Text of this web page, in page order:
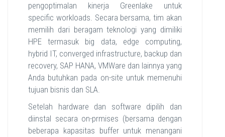
pengoptimalan kinerja Greenlake untuk
specific workloads. Secara bersama, tim akan
memilih dari beragam teknologi yang dimiliki
HPE termasuk big data, edge computing,
hybrid IT, converged infrastructure, backup dan
recovery, SAP HANA, VMWare dan lainnya yang
Anda butuhkan pada on-site untuk memenuhi
tujuan bisnis dan SLA.
Setelah hardware dan software dipilih dan
diinstal secara on-prmises (bersama dengan
beberapa kapasitas buffer untuk menangani